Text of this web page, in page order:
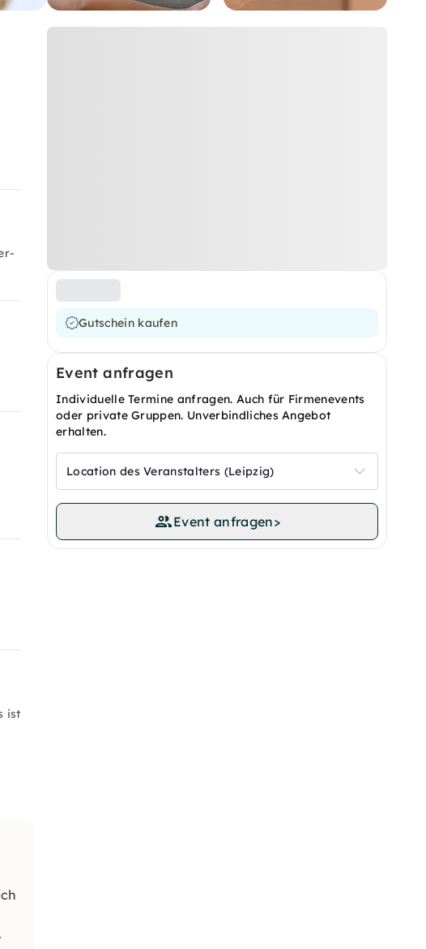
Gutschein kaufen
Event anfragen
Individuelle Termine anfragen. Auch für Firmenevents
oder private Gruppen. Unverbindliches Angebot
erhalten.
Location des Veranstalters (Leipzig)
Event anfragen>
ist